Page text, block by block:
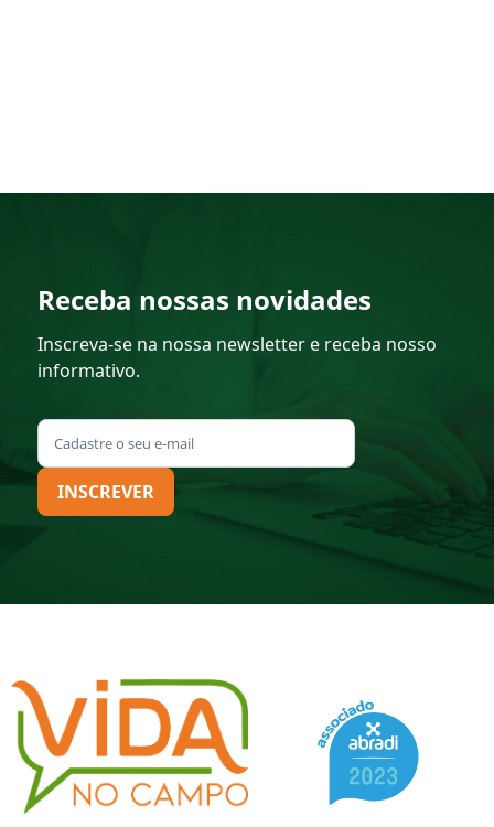
Receba nossas novidades
Inscreva-se na nossa newsletter e receba nosso
informativo.
INSCREVER